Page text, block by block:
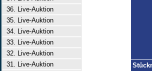
36. Live-Auktion
35. Live-Auktion
34. Live-Auktion
33. Live-Auktion
32. Live-Auktion
31. Live-Auktion